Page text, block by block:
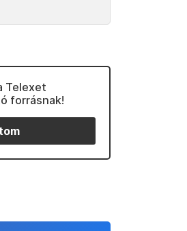
Telexet
forrásnak!